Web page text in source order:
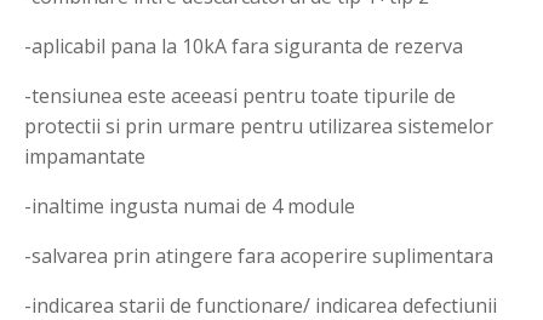
-aplicabil pana la 10kA fara siguranta de rezerva
-tensiunea este aceeasi pentru toate tipurile de
protectii si prin urmare pentru utilizarea sistemelor
impamantate
-inaltime ingusta numai de 4 module
-salvarea prin atingere fara acoperire suplimentara
-indicarea starii de functionare/ indicarea defectiunii